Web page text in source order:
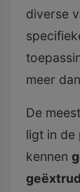
diverse
meer
De
ligt in de
kennen